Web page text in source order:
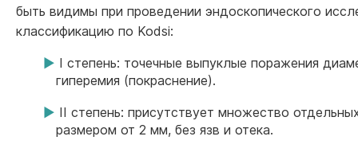
быть видимы при проведении эндоскопического
классификацию по Kodsi:
I степень: точечные выпуклые поражения
гиперемия (покраснение).
II степень: присутствует множество
размером от 2 мм, без язв и отека.